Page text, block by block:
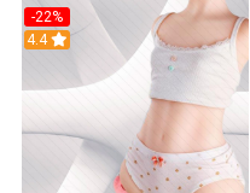
-22%
4.4